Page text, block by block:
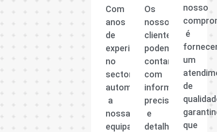
Com
anos
de
experiência
no
sector
automóvel,
a
nossa
equipa
Os
nossos
clientes
podem
contar
com
informações
precisas
e
detalhadas
nosso
é
um
de
que